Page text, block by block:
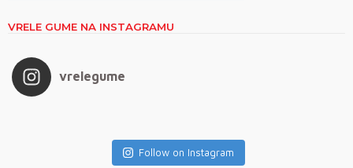
VRELE GUME NA INSTAGRAMU
vrelegume
Follow on Instagram